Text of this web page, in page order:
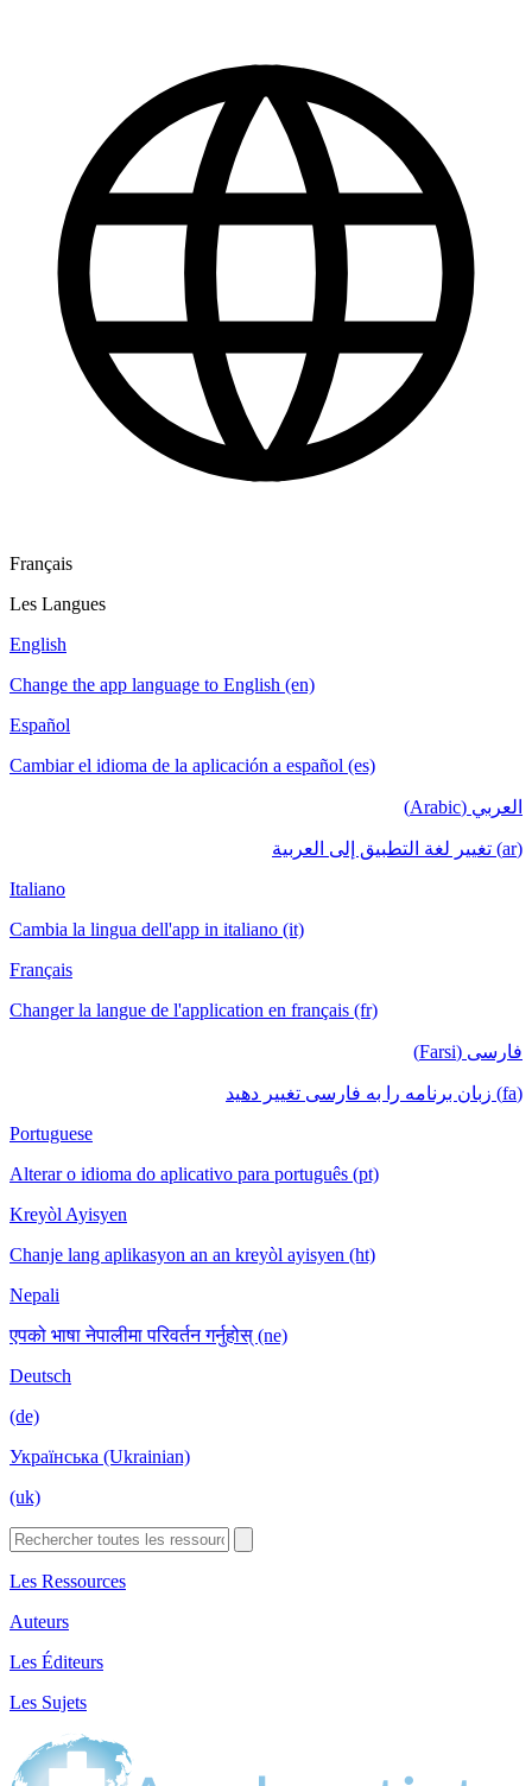
Français
Les Langues
English
Change the app language to English (en)
Español
Cambiar el idioma de la aplicación a español (es)
العربي (Arabic)
(ar) تغيير لغة التطبيق إلى العربية
Italiano
Cambia la lingua dell'app in italiano (it)
Français
Changer la langue de l'application en français (fr)
فارسی (Farsi)
(fa) زبان برنامه را به فارسی تغییر دهید
Portuguese
Alterar o idioma do aplicativo para português (pt)
Kreyòl Ayisyen
Chanje lang aplikasyon an an kreyòl ayisyen (ht)
Nepali
एपको भाषा नेपालीमा परिवर्तन गर्नुहोस् (ne)
Deutsch
(de)
Українська (Ukrainian)
(uk)
Les Ressources
Auteurs
Les Éditeurs
Les Sujets